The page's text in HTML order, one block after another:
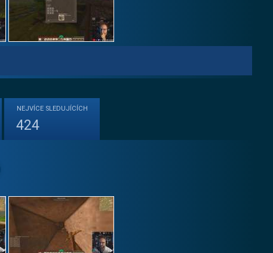
NEJVÍCE SLEDUJÍCÍCH
424